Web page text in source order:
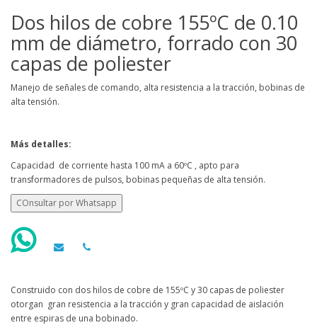
Dos hilos de cobre 155ºC de 0.10
mm de diámetro, forrado con 30
capas de poliester
Manejo de señales de comando, alta resistencia a la tracción, bobinas de
alta tensión.
Más detalles:
Capacidad de corriente hasta 100 mA a 60ºC , apto para
transformadores de pulsos, bobinas pequeñas de alta tensión.
COnsultar por Whatsapp
Construido con dos hilos de cobre de 155ºC y 30 capas de poliester
otorgan gran resistencia a la tracción y gran capacidad de aislación
entre espiras de una bobinado.